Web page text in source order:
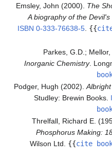
Emsley, John (2000). The
A biography of the Devil's
ISBN 0-333-76638-5. {{
Parkes, G.D.; Mellor,
Inorganic Chemistry.
Podger, Hugh (2002).
Studley: Brewin Books.
Threlfall, Richard E.
Phosphorus Making:
Wilson Ltd. {{cite